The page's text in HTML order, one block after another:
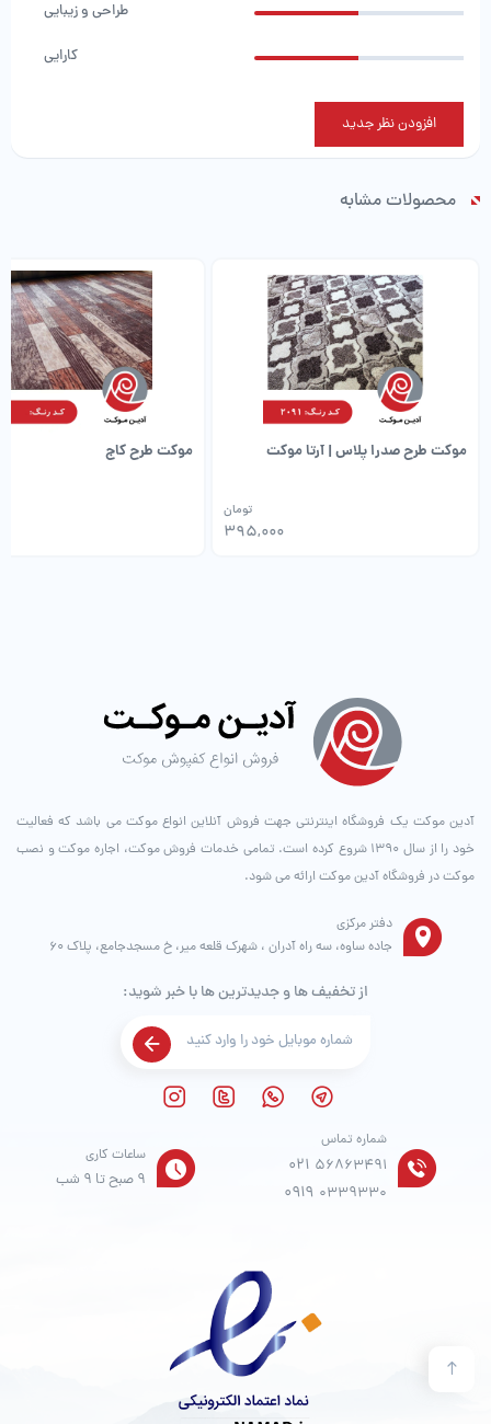
طراحی و زیبایی
کارایی
افزودن نظر جدید
محصولات مشابه
موکت طرح صدرا پلاس | آرتا موکت
395,000
تومان
موکت طرح کاج
آدین موکت یک فروشگاه اینترنتی جهت فروش آنلاین انواع موکت می باشد که فعالیت
خود را از سال ۱۳۹۰ شروع کرده است. تمامی خدمات فروش موکت، اجاره موکت و نصب
موکت در فروشگاه آدین موکت ارائه می شود.
شماره تماس
021 56863491
0919 0339330
ساعات کاری
9 صبح تا 9 شب
دفتر مرکزی
جاده ساوه، سه راه آدران ، شهرک قلعه میر، خ مسجدجامع، پلاک 60
از تخفیف ها و جدیدترین ها با خبر شوید: